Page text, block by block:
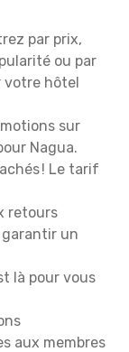
par prix,
ou par
votre hôtel
sur
Nagua.
! Le tarif
retours
un
là pour vous
aux membres